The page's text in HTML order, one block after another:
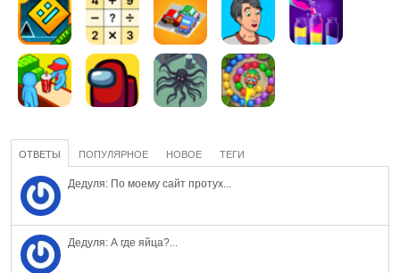
ОТВЕТЫ ПОПУЛЯРНОЕ НОВОЕ ТЕГИ
Дедуля: По моему сайт протух...
Дедуля: А где яйца?...